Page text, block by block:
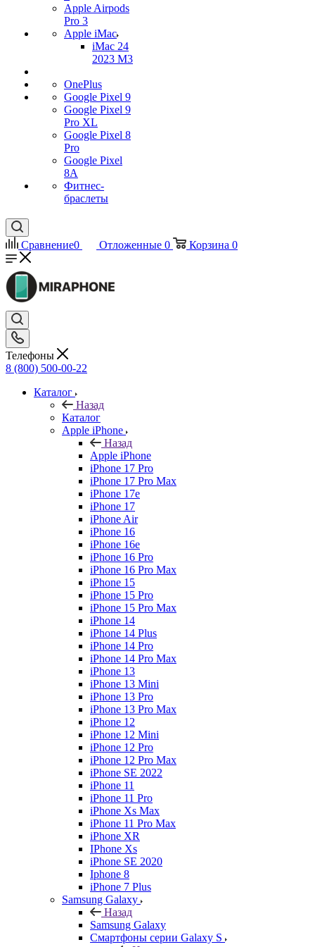
Apple Airpods
Pro 3
Apple iMac
iMac 24
2023 M3
OnePlus
Google Pixel 9
Google Pixel 9
Pro XL
Google Pixel 8
Pro
Google Pixel
8A
Фитнес-
браслеты
Сравнение0 Отложенные 0 Корзина 0
Телефоны
8 (800) 500-00-22
Каталог
Назад
Каталог
Apple iPhone
Назад
Apple iPhone
iPhone 17 Pro
iPhone 17 Pro Max
iPhone 17e
iPhone 17
iPhone Air
iPhone 16
iPhone 16e
iPhone 16 Pro
iPhone 16 Pro Max
iPhone 15
iPhone 15 Pro
iPhone 15 Pro Max
iPhone 14
iPhone 14 Plus
iPhone 14 Pro
iPhone 14 Pro Max
iPhone 13
iPhone 13 Mini
iPhone 13 Pro
iPhone 13 Pro Max
iPhone 12
iPhone 12 Mini
iPhone 12 Pro
iPhone 12 Pro Max
iPhone SE 2022
iPhone 11
iPhone 11 Pro
iPhone Xs Max
iPhone 11 Pro Max
iPhone XR
IPhone Xs
iPhone SE 2020
Iphone 8
iPhone 7 Plus
Samsung Galaxy
Назад
Samsung Galaxy
Смартфоны серии Galaxy S